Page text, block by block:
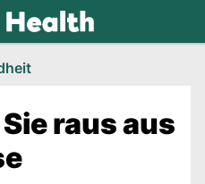
raus aus